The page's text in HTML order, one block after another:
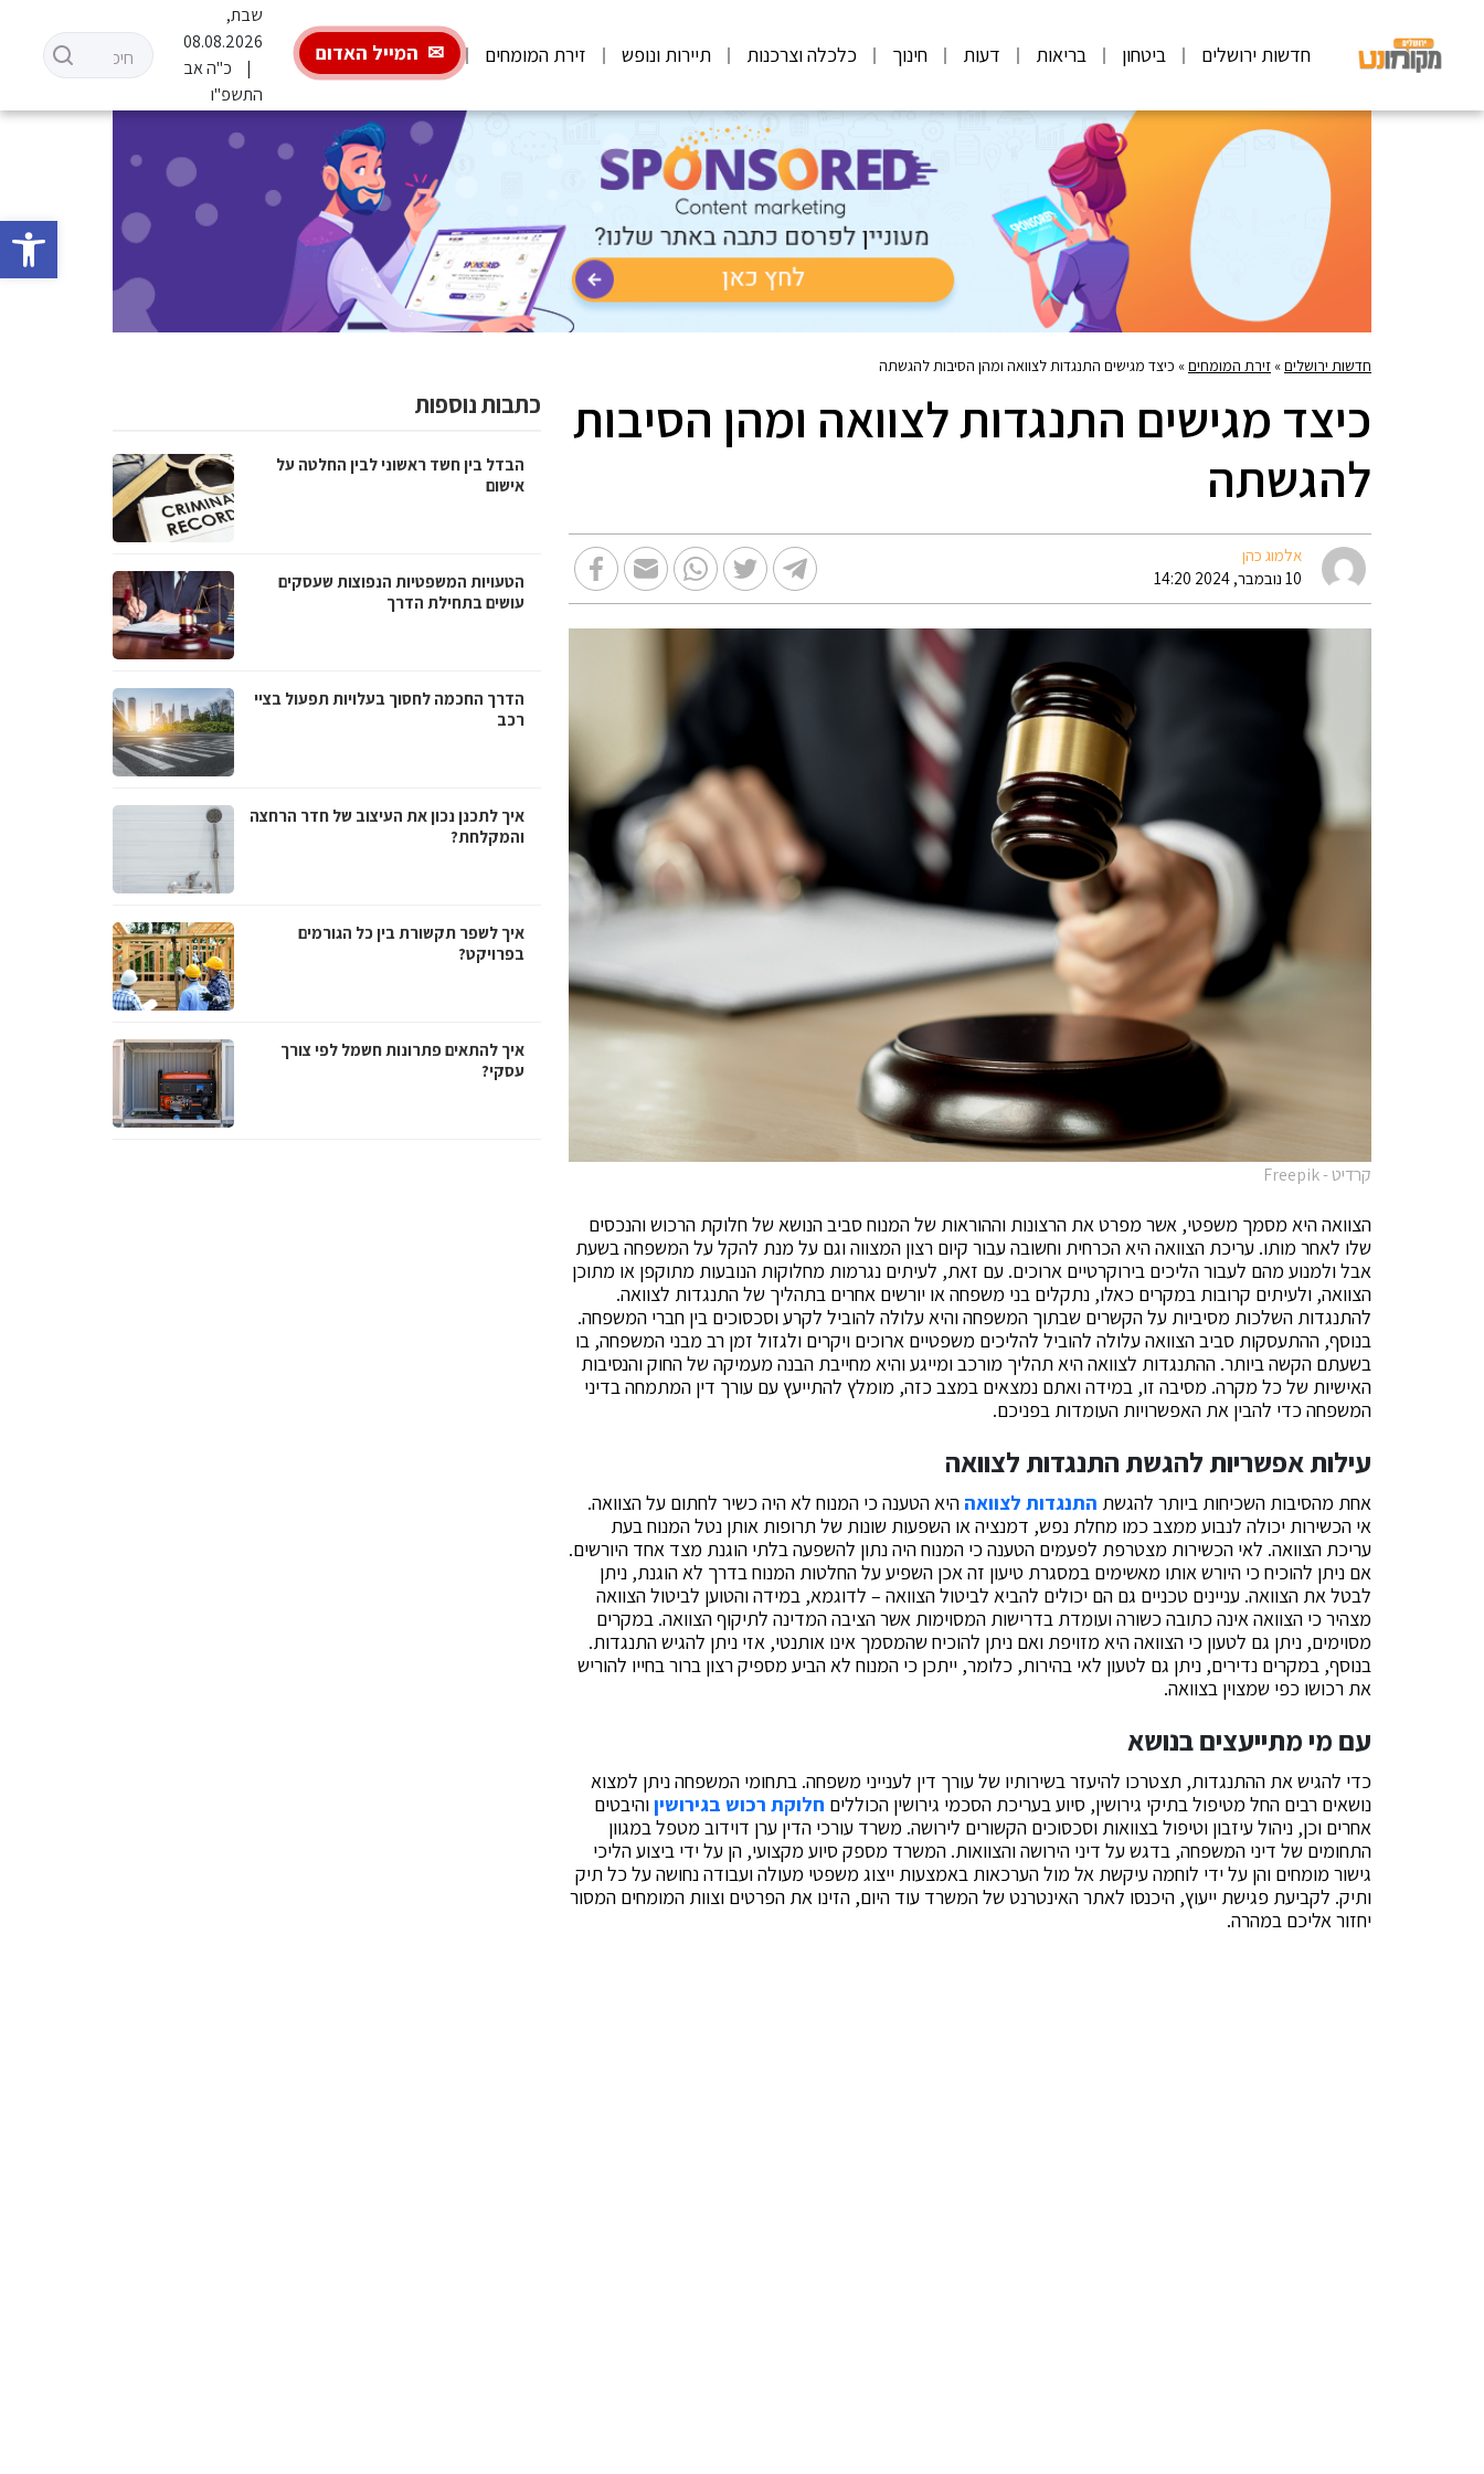
פתח
חדשות ירושלים ביטחון בריאות דעות חינוך כלכלה וצרכנות תיירות ונופש זירת המומחים המייל האדום
שבת,
08.08.2026
כ"ה אב
התשפ"ו
חדשות ירושלים» זירת המומחים» כיצד מגישים התנגדות לצוואה ומהן הסיבות להגשתה
כיצד מגישים התנגדות לצוואה ומהן הסיבות
להגשתה
אלמוג כהן
10 נובמבר, 2024 14:20
קרדיט - Freepik
הצוואה היא מסמך משפטי, אשר מפרט את הרצונות וההוראות של המנוח סביב הנושא של חלוקת הרכוש והנכסים
שלו לאחר מותו. עריכת הצוואה היא הכרחית וחשובה עבור קיום רצון המצווה וגם על מנת להקל על המשפחה בשעת
אבל ולמנוע מהם לעבור הליכים בירוקרטיים ארוכים. עם זאת, לעיתים נגרמות מחלוקות הנובעות מתוקפן או מתוכן
הצוואה, ולעיתים קרובות במקרים כאלו, נתקלים בני משפחה או יורשים אחרים בתהליך של התנגדות לצוואה.
להתנגדות השלכות מסיביות על הקשרים שבתוך המשפחה והיא עלולה להוביל לקרע וסכסוכים בין חברי המשפחה.
בנוסף, ההתעסקות סביב הצוואה עלולה להוביל להליכים משפטיים ארוכים ויקרים ולגזול זמן רב מבני המשפחה, בו
בשעתם הקשה ביותר. ההתנגדות לצוואה היא תהליך מורכב ומייגע והיא מחייבת הבנה מעמיקה של החוק והנסיבות
האישיות של כל מקרה. מסיבה זו, במידה ואתם נמצאים במצב כזה, מומלץ להתייעץ עם עורך דין המתמחה בדיני
המשפחה כדי להבין את האפשרויות העומדות בפניכם.
עילות אפשריות להגשת התנגדות לצוואה
אחת מהסיבות השכיחות ביותר להגשת התנגדות לצוואה היא הטענה כי המנוח לא היה כשיר לחתום על הצוואה.
אי הכשירות יכולה לנבוע ממצב כמו מחלת נפש, דמנציה או השפעות שונות של תרופות אותן נטל המנוח בעת
עריכת הצוואה. לאי הכשירות מצטרפת לפעמים הטענה כי המנוח היה נתון להשפעה בלתי הוגנת מצד אחד היורשים.
אם ניתן להוכיח כי היורש אותו מאשימים במסגרת טיעון זה אכן השפיע על החלטות המנוח בדרך לא הוגנת, ניתן
לבטל את הצוואה. עניינים טכניים גם הם יכולים להביא לביטול הצוואה – לדוגמא, במידה והטוען לביטול הצוואה
מצהיר כי הצוואה אינה כתובה כשורה ועומדת בדרישות המסוימות אשר הציבה המדינה לתיקוף הצוואה. במקרים
מסוימים, ניתן גם לטעון כי הצוואה היא מזויפת ואם ניתן להוכיח שהמסמך אינו אותנטי, אזי ניתן להגיש התנגדות.
בנוסף, במקרים נדירים, ניתן גם לטעון לאי בהירות, כלומר, ייתכן כי המנוח לא הביע מספיק רצון ברור בחייו להוריש
את רכושו כפי שמצוין בצוואה.
עם מי מתייעצים בנושא
כדי להגיש את ההתנגדות, תצטרכו להיעזר בשירותיו של עורך דין לענייני משפחה. בתחומי המשפחה ניתן למצוא
נושאים רבים החל מטיפול בתיקי גירושין, סיוע בעריכת הסכמי גירושין הכוללים חלוקת רכוש בגירושיןוהיבטים
אחרים וכן, ניהול עיזבון וטיפול בצוואות וסכסוכים הקשורים לירושה. משרד עורכי הדין ערן דוידוב מטפל במגוון
התחומים של דיני המשפחה, בדגש על דיני הירושה והצוואות. המשרד מספק סיוע מקצועי, הן על ידי ביצוע הליכי
גישור מומחים והן על ידי לוחמה עיקשת אל מול הערכאות באמצעות ייצוג משפטי מעולה ועבודה נחושה על כל תיק
ותיק. לקביעת פגישת ייעוץ, היכנסו לאתר האינטרנט של המשרד עוד היום, הזינו את הפרטים וצוות המומחים המסור
יחזור אליכם במהרה.
כתבות נוספות
הבדל בין חשד ראשוני לבין החלטה על
אישום
הטעויות המשפטיות הנפוצות שעסקים
עושים בתחילת הדרך
הדרך החכמה לחסוך בעלויות תפעול בציי
רכב
איך לתכנן נכון את העיצוב של חדר הרחצה
והמקלחת?
איך לשפר תקשורת בין כל הגורמים
בפרויקט?
איך להתאים פתרונות חשמל לפי צורך
עסקי?